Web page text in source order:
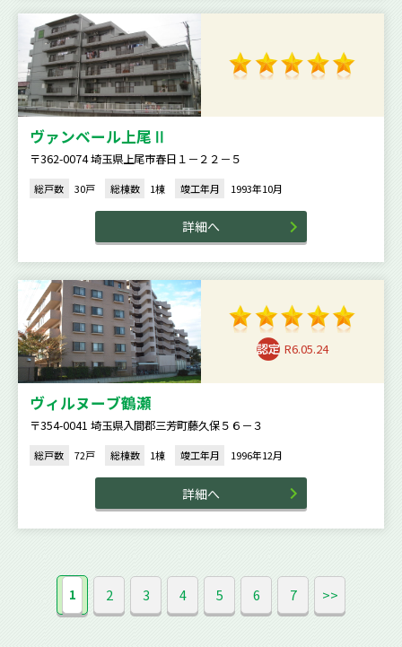
ヴァンベール上尾Ⅱ
〒362-0074 埼玉県上尾市春日１－２２－５
総戸数 30戸 総棟数 1棟 竣工年月 1993年10月
詳細へ
R6.05.24
ヴィルヌーブ鶴瀬
〒354-0041 埼玉県入間郡三芳町藤久保５６－３
総戸数 72戸 総棟数 1棟 竣工年月 1996年12月
詳細へ
1 2 3 4 5 6 7 >>